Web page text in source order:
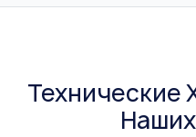
Технические